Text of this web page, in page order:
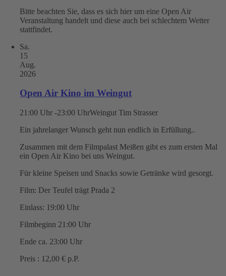
Bitte beachten Sie, dass es sich hier um eine Open Air
Veranstaltung handelt und diese auch bei schlechtem Wetter
stattfindet.
Sa.
15
Aug.
2026
Open Air Kino im Weingut
21:00 Uhr -23:00 UhrWeingut Tim Strasser
Ein jahrelanger Wunsch geht nun endlich in Erfüllung..
Zusammen mit dem Filmpalast Meißen gibt es zum ersten Mal
ein Open Air Kino bei uns Weingut.
Für kleine Speisen und Snacks sowie Getränke wird gesorgt.
Film: Der Teufel trägt Prada 2
Einlass: 19:00 Uhr
Filmbeginn 21:00 Uhr
Ende ca. 23:00 Uhr
Preis : 12,00 € p.P.